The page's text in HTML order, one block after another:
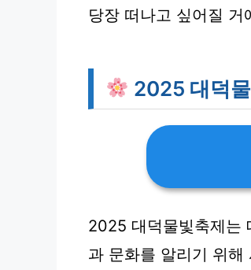
당장 떠나고 싶어질 거
2025 대덕
2025 대덕물빛축제는
과 문화를 알리기 위해